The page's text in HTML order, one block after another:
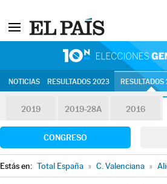
NOTICIAS RESULTADOS 2023
2019 2019-28A 2016
CONGRESO
Estás en: Total España » C. Valenciana »